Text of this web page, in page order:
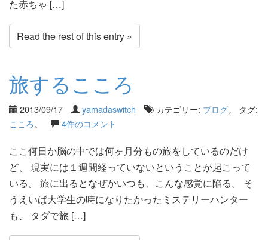
た赤ちゃ […]
Read the rest of this entry »
旅するこころ
2013/09/17 yamadaswitch カテゴリー: ブログ。 タグ:
こころ。 4件のコメント
ここ何日か脳の中では何ヶ月分もの旅をしているのだけ
ど、 現実には１週間経っていないということが起こって
いる。 旅に出るとなぜかいつも、こんな感覚に陥る。 そ
うえいば大学生の時になりたかったミステリーハンター
も、 タダで旅 […]